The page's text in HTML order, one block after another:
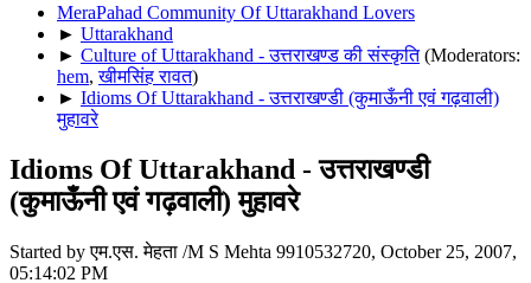
MeraPahad Community Of Uttarakhand Lovers
► Uttarakhand
► Culture of Uttarakhand - उत्तराखण्ड की संस्कृति (Moderators:
hem,खीमसिंह रावत)
► Idioms Of Uttarakhand - उत्तराखण्डी (कुमाऊँनी एवं गढ़वाली)
मुहावरे
Idioms Of Uttarakhand - उत्तराखण्डी
(कुमाऊँनी एवं गढ़वाली) मुहावरे
Started by एम.एस. मेहता /M S Mehta 9910532720, October 25, 2007,
05:14:02 PM